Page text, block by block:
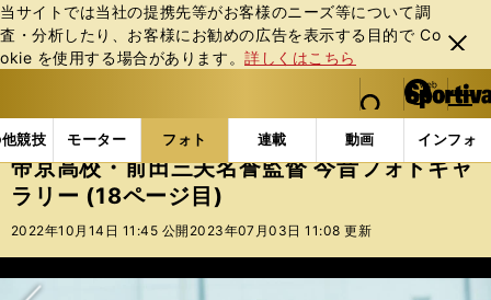
当サイトでは当社の提携先等がお客様のニーズ等について調
査・分析したり、お客様にお勧めの広告を表⽰する⽬的で Co
okie を使⽤する場合があります。詳しくはこちら
閉じ
る
web Sportiva (webスポルティーバ)
検索
マイペ
ー
ジ
メニュ
競技 モーター フォト 連載 動画 インフォ
b
ス
ポ
ル
バ
フォトギャラリー 帝京高校・前田三夫名誉監督 今昔
帝京高校・前田三夫名誉監督 今昔フォトギャ
ラリー (18ページ目)
2022年10月14日 11:45 公開 2023年07月03日 11:08 更新